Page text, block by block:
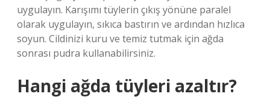
uygulayın. Karışımı tüylerin çıkış yönüne paralel
olarak uygulayın, sıkıca bastırın ve ardından hızlıca
soyun. Cildinizi kuru ve temiz tutmak için ağda
sonrası pudra kullanabilirsiniz.
Hangi ağda tüyleri azaltır?